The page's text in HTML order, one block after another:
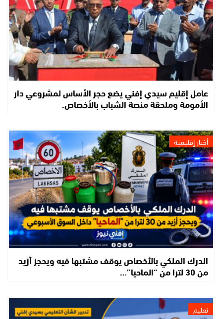
عامل إقليم سيدي إفني يضع حجر الأساس لمشروعي دار
الأمومة وملحقة منصة الشباب بالأخصاص.
أخبار إقليمية
الدرك الملكي بالأخصاص يوقف مشتبها فيه ويحجز أزيد
من 30 لترا من “الماحيا”…
تعليم